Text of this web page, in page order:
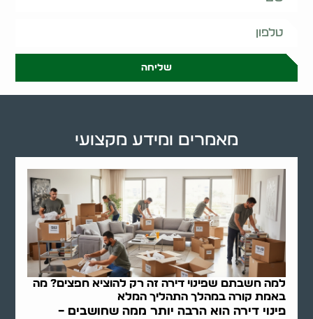
שליחה
למה חשבתם שפינוי דירה זה רק להוציא חפצים? מה
באמת קורה במהלך התהליך המלא
פינוי דירה הוא הרבה יותר ממה שחושבים –
מאמרים ומידע מקצועי